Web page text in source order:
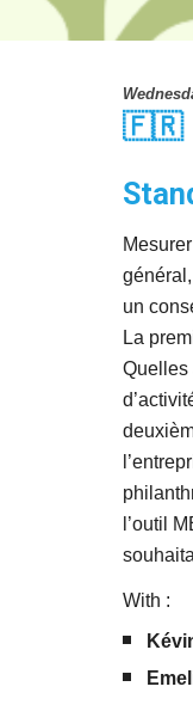
🇫🇷
un
La
Quelles
l’outil
With :